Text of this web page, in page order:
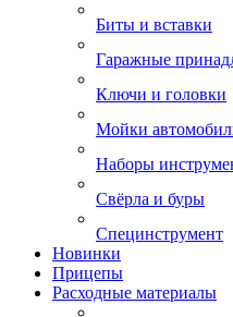
Биты и вставки
Гаражные
Ключи и головки
Мойки
Наборы
Свёрла и буры
Специнструмент
Новинки
Прицепы
Расходные материалы